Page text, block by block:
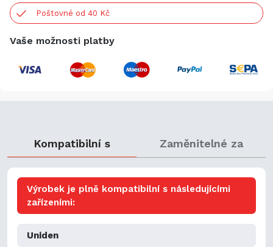
Poštovné od 40 Kč
Vaše možnosti platby
Kompatibilní s Zaměnitelné za
Výrobek je plně kompatibilní s následujícími
zařízeními:
Uniden